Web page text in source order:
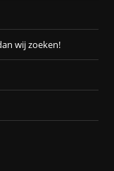
wij zoeken!